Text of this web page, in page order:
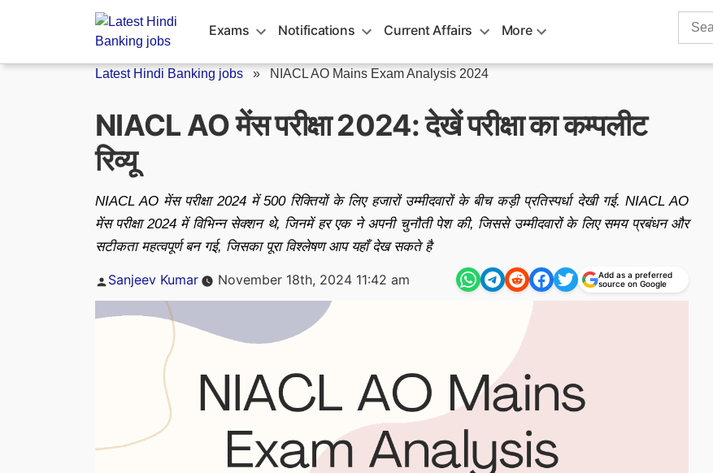
Exams Notifications Current Affairs More
Search
Latest Hindi Banking jobs » NIACL AO Mains Exam Analysis 2024
NIACL AO मेंस परीक्षा 2024: देखें परीक्षा का कम्पलीट
रिव्यू
NIACL AO मेंस परीक्षा 2024 में 500 रिक्तियों के लिए हजारों उम्मीदवारों के बीच कड़ी प्रतिस्पर्धा देखी गई. NIACL AO
मेंस परीक्षा 2024 में विभिन्न सेक्शन थे, जिनमें हर एक ने अपनी चुनौती पेश की, जिससे उम्मीदवारों के लिए समय प्रबंधन और
सटीकता महत्वपूर्ण बन गई, जिसका पूरा विश्लेषण आप यहाँ देख सकते है
Posted
Sanjeev Kumar November 18th, 2024 11:42 am
Add as a preferred
source on Google